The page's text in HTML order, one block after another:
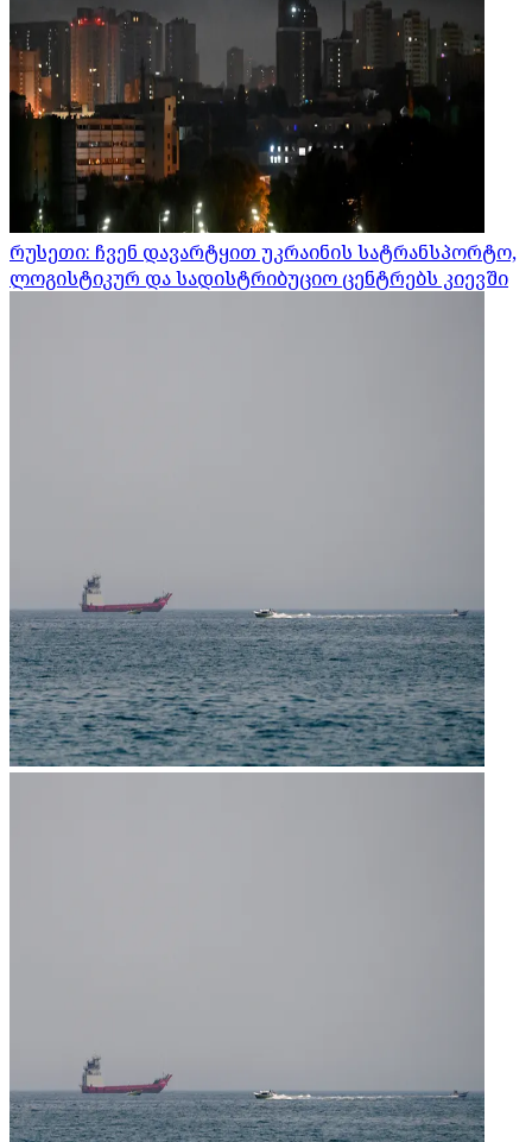
რუსეთი: ჩვენ დავარტყით უკრაინის სატრანსპორტო,
ლოგისტიკურ და სადისტრიბუციო ცენტრებს კიევში